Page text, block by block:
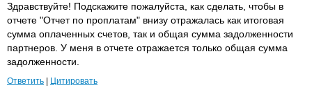
Здравствуйте! Подскажите пожалуйста, как сделать, чтобы в
отчете "Отчет по проплатам" внизу отражалась как итоговая
сумма оплаченных счетов, так и общая сумма задолженности
партнеров. У меня в отчете отражается только общая сумма
задолженности.
Ответить Цитировать